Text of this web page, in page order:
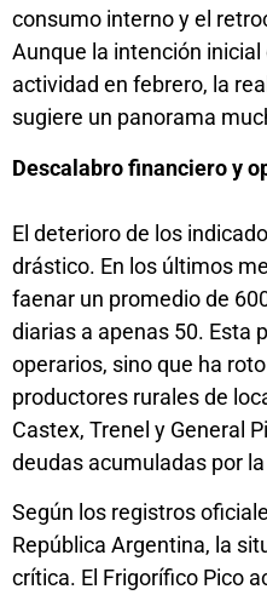
consumo interno y el
Aunque la intención
actividad en febrero, la
sugiere un panorama
Descalabro financiero y
El deterioro de los
drástico. En los últimos
faenar un promedio de
diarias a apenas 50. Esta
operarios, sino que ha
productores rurales de
Castex, Trenel y General
deudas acumuladas por
Según los registros
República Argentina, la
crítica. El Frigorífico Pico